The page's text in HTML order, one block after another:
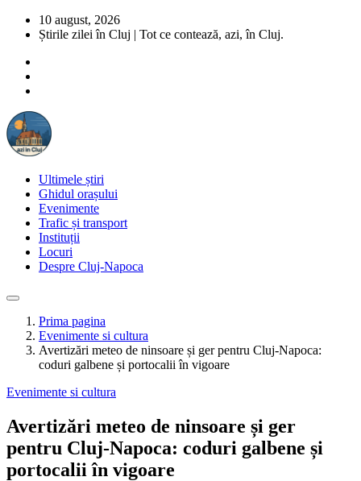
10 august, 2026
Știrile zilei în Cluj | Tot ce contează, azi, în Cluj.
Ultimele știri
Ghidul orașului
Evenimente
Trafic și transport
Instituții
Locuri
Despre Cluj-Napoca
Prima pagina
Evenimente si cultura
Avertizări meteo de ninsoare și ger pentru Cluj-Napoca:
coduri galbene și portocalii în vigoare
Evenimente si cultura
Avertizări meteo de ninsoare și ger
pentru Cluj-Napoca: coduri galbene și
portocalii în vigoare